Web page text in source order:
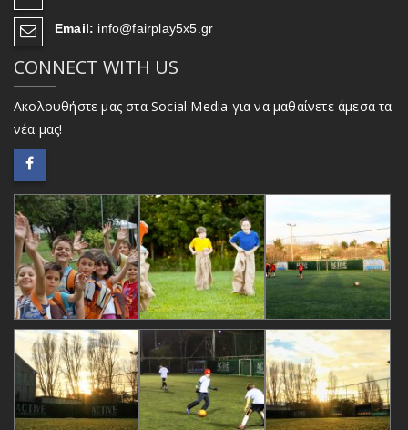
Email: info@fairplay5x5.gr
CONNECT WITH US
Ακολουθήστε μας στα Social Media για να μαθαίνετε άμεσα τα
νέα μας!